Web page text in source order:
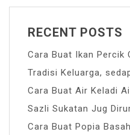
RECENT POSTS
Cara Buat Ikan Percik
Tradisi Keluarga,
Cara Buat Air Keladi
Sazli Sukatan Jug
Cara Buat Popia